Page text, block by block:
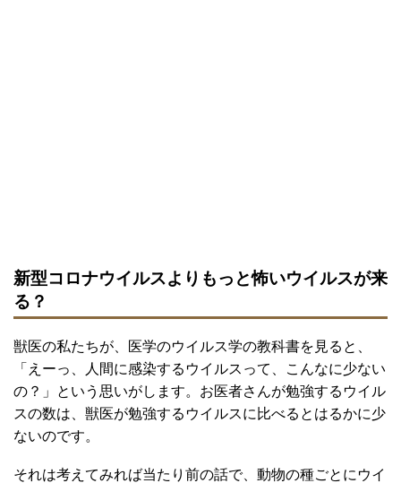
新型コロナウイルスよりもっと怖いウイルスが来
る？
獣医の私たちが、医学のウイルス学の教科書を見ると、
「えーっ、人間に感染するウイルスって、こんなに少ない
の？」という思いがします。お医者さんが勉強するウイル
スの数は、獣医が勉強するウイルスに比べるとはるかに少
ないのです。
それは考えてみれば当たり前の話で、動物の種ごとにウイ